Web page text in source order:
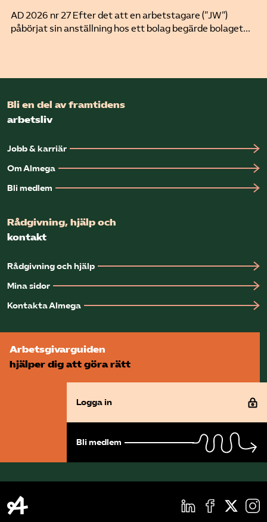
AD 2026 nr 27 Efter det att en arbetstagare (”JW”)
påbörjat sin anställning hos ett bolag begärde bolaget...
Bli en del av framtidens
arbetsliv
Jobb & karriär
Om Almega
Bli medlem
Rådgivning, hjälp och
kontakt
Rådgivning och hjälp
Mina sidor
Kontakta Almega
Arbetsgivarguiden
hjälper dig att göra rätt
Logga in
Bli medlem